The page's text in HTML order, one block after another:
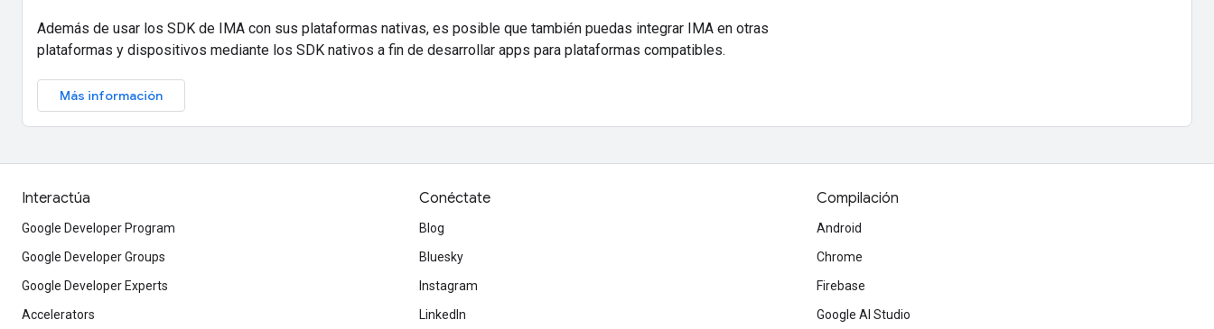
Además de usar los SDK de IMA con sus plataformas nativas, es posible que también puedas integrar IMA en otras
plataformas y dispositivos mediante los SDK nativos a fin de desarrollar apps para plataformas compatibles.
Más información
Interactúa
Google Developer Program
Google Developer Groups
Google Developer Experts
Accelerators
Conéctate
Blog
Bluesky
Instagram
LinkedIn
Compilación
Android
Chrome
Firebase
Google AI Studio